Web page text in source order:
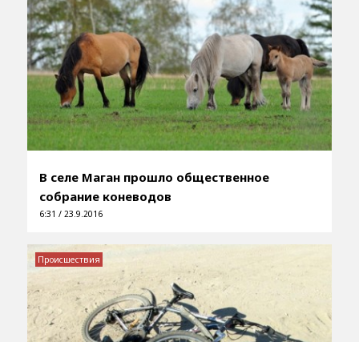
В селе Маган прошло общественное
собрание коневодов
6:31 / 23.9.2016
Происшествия